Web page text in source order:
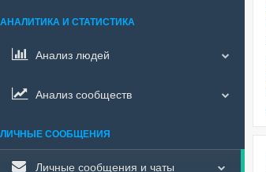
АНАЛИТИКА И СТАТИСТИКА
Анализ людей
Анализ сообществ
ЛИЧНЫЕ СООБЩЕНИЯ
Личные сообщения и чаты